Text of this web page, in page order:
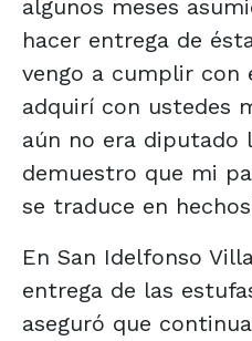
algunos meses
hacer entrega de
vengo a cumplir con
adquirí con ustedes
aún no era diputado
demuestro que mi
se traduce en
En San Idelfonso
entrega de las
aseguró que